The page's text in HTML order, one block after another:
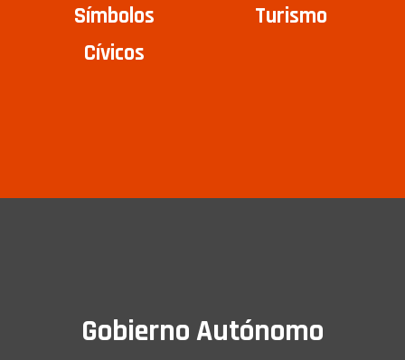
Símbolos
Cívicos
Turismo
Gobierno Autónomo